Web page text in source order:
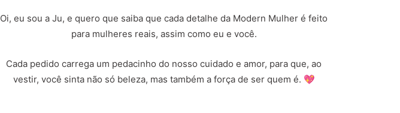
Oi, eu sou a Ju, e quero que saiba que cada detalhe da Modern Mulher é feito
para mulheres reais, assim como eu e você.
Cada pedido carrega um pedacinho do nosso cuidado e amor, para que, ao
vestir, você sinta não só beleza, mas também a força de ser quem é. 💖